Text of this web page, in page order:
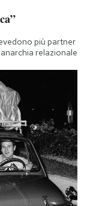
più partner
relazionale